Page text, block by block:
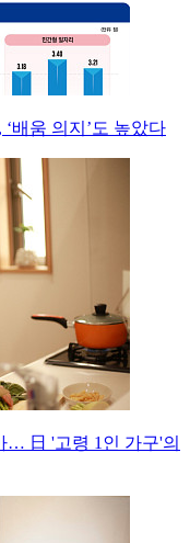
배움 의지’도 높았다
… 日 '고령 1인 가구'의